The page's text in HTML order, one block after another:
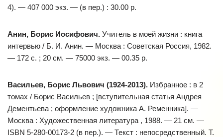
4). — 407 000 экз. — (в пер.) : 30.00 р.
Анин, Борис Иосифович. Учитель в моей жизни : книга
интервью / Б. И. Анин. — Москва : Советская Россия, 1982.
— 172 с. ; 20 см. — 75000 экз. — 00.35 р.
Васильев, Борис Львович (1924-2013). Избранное : в 2
томах / Борис Васильев ; [вступительная статья Андрея
Дементьева ; оформление художника А. Ременника]. —
Москва : Художественная литература , 1988. — 21 см. —
ISBN 5-280-00173-2 (в пер.). — Текст : непосредственный. Т.